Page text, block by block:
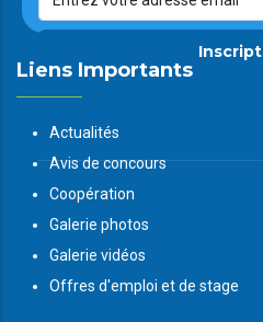
Liens Importants
Actualités
Avis de concours
Coopération
Galerie photos
Galerie vidéos
Offres d'emploi et de stage